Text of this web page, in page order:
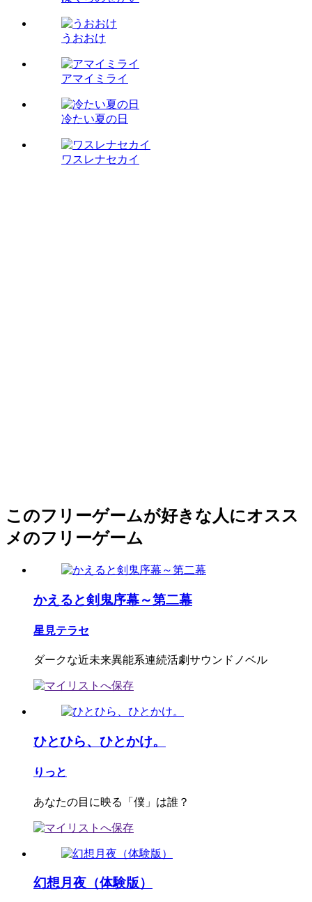
うおおけ
アマイミライ
冷たい夏の日
ワスレナセカイ
このフリーゲームが好きな人にオスス
メのフリーゲーム
かえると剣鬼序幕～第二幕
星見テラセ
ダークな近未来異能系連続活劇サウンドノベル
ひとひら、ひとかけ。
りっと
あなたの目に映る「僕」は誰？
幻想月夜（体験版）